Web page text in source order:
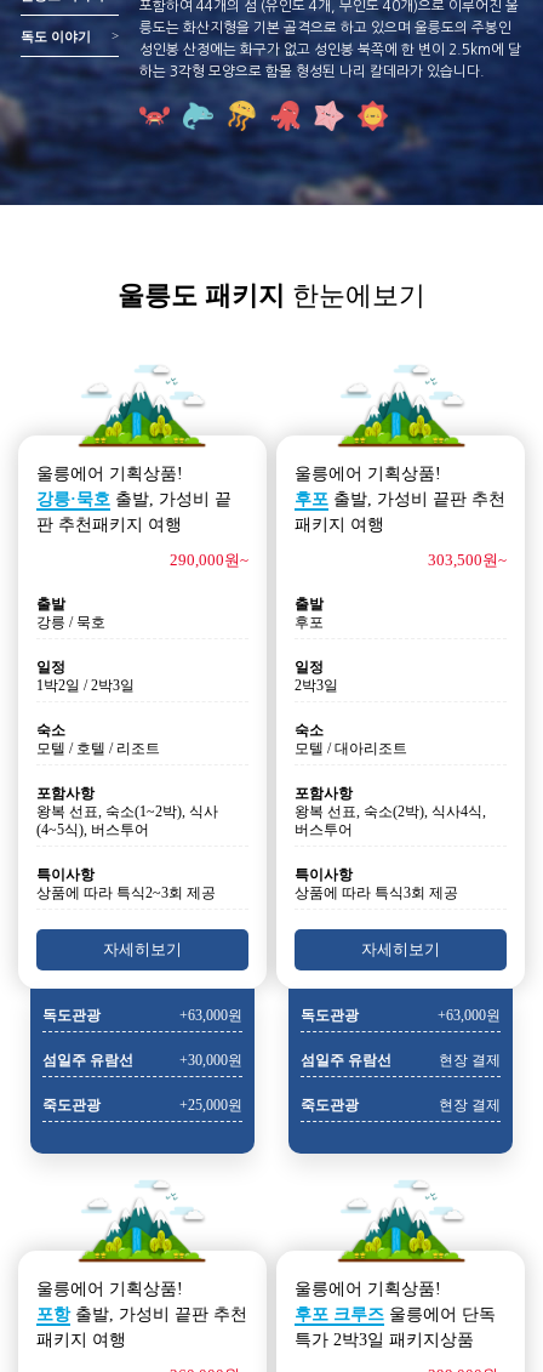
독도 이야기 >
포함하여 44개의 섬 (유인도 4개, 무인도 40개)으로 이루어진 울
릉도는 화산지형을 기본 골격으로 하고 있으며 울릉도의 주봉인
성인봉 산정에는 화구가 없고 성인봉 북쪽에 한 변이 2.5km에 달
하는 3각형 모양으로 함몰 형성된 나리 칼데라가 있습니다.
울릉도 패키지 한눈에보기
울릉에어 기획상품!
강릉·묵호 출발, 가성비 끝
판 추천패키지 여행
290,000원~
출발
강릉 / 묵호
일정
1박2일 / 2박3일
숙소
모텔 / 호텔 / 리조트
포함사항
왕복 선표, 숙소(1~2박), 식사
(4~5식), 버스투어
특이사항
상품에 따라 특식2~3회 제공
자세히보기
독도관광 +63,000원
섬일주 유람선 +30,000원
죽도관광 +25,000원
울릉에어 기획상품!
후포 출발, 가성비 끝판 추천
패키지 여행
303,500원~
출발
후포
일정
2박3일
숙소
모텔 / 대아리조트
포함사항
왕복 선표, 숙소(2박), 식사4식,
버스투어
특이사항
상품에 따라 특식3회 제공
자세히보기
독도관광 +63,000원
섬일주 유람선 현장 결제
죽도관광 현장 결제
울릉에어 기획상품!
포항출발, 가성비 끝판 추천
패키지 여행
울릉에어 기획상품!
후포 크루즈 울릉에어 단독
특가 2박3일 패키지상품